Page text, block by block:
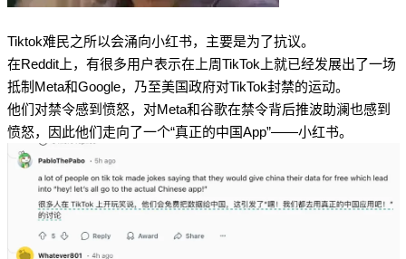
Tiktok难民之所以会涌向小红书，主要是为了抗议。
在Reddit上，有很多用户表示在上周TikTok上就已经发展出了一场
抵制Meta和Google，乃至美国政府对TikTok封禁的运动。
他们对禁令感到愤怒，对Meta和谷歌在禁令背后推波助澜也感到
愤怒，因此他们走向了一个“真正的中国App”——小红书。